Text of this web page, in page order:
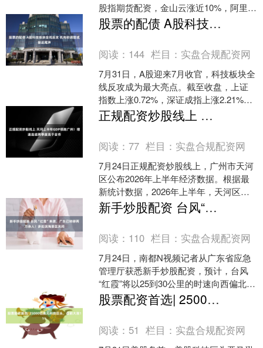
股指期货配资，金山云涨近10%，阿里巴
巴涨超5%，新东方、脑再生科技涨超
4%，百胜中....
股票的配债 A股科技板块全线反攻 机构称调整或接近尾声
阅读： 144 栏目： 实盘合规配资网
7月31日，A股迎来7月收官，科技板块全
线反攻成为最大亮点。截至收盘，上证
指数上涨0.72%，深证成指上涨2.21%，
创业板指上涨3.06%，科创50指数盘中
一....
正规配资炒股线上 天河上半年GDP领跑广州！增速连续两季度高于全市
阅读：77 栏目： 实盘合规配资网
7月24日正规配资炒股线上，广州市天河
区公布2026年上半年经济数据。根据最
新统计数据，2026年上半年，天河区实
现地区生产总值3736.3亿元，占全市比重
达2....
新手炒股配资 台风“红霞”来袭，广东已转移两万余人！多处滨海景区关闭
阅读： 110 栏目： 实盘合规配资网
7月24日，南都N视频记者从广东省应急
管理厅获悉新手炒股配资，预计，台风
“红霞”将以25到30公里的时速向西偏北方
向快速移动，24日夜间到25日凌晨移入
南海东北....
股票配资首选| 25000亿美元科技巨头，盘前大涨11%
阅读： 51 栏目： 实盘合规配资网